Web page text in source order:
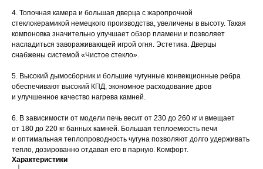
4. Топочная камера и большая дверца с жаропрочной
стеклокерамикой немецкого производства, увеличены в высоту. Такая
компоновка значительно улучшает обзор пламени и позволяет
насладиться завораживающей игрой огня. Эстетика. Дверцы
снабжены системой «Чистое стекло».
5. Высокий дымосборник и большие чугунные конвекционные ребра
обеспечивают высокий КПД, экономное расходование дров
и улучшенное качество нагрева камней.
6. В зависимости от модели печь весит от 230 до 260 кг и вмещает
от 180 до 220 кг банных камней. Большая теплоемкость печи
и оптимальная теплопроводность чугуна позволяют долго удерживать
тепло, дозированно отдавая его в парную. Комфорт.
Характеристики